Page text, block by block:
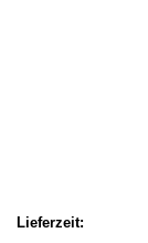
Lieferzeit: